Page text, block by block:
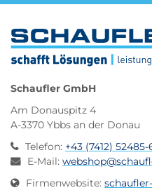
Schaufler GmbH
Am Donauspitz 4
A-3370 Ybbs an der Donau
Telefon: +43 (7412)
E-Mail:
Firmenwebsite: